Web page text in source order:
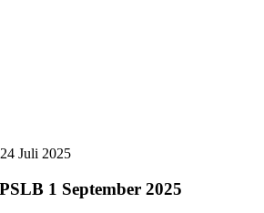
24 Juli 2025
1 September 2025